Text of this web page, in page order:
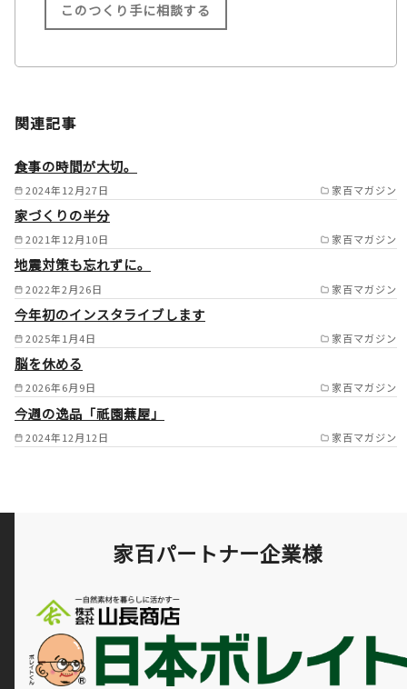
施工範囲
田市／佐伯市／臼杵市／津久見
市／竹田市／豊後高田市／杵築
郡日出町／玖珠郡九重町／玖珠
郡玖珠町） /
このつくり手に相談する
関連記事
2024年12月27日 家百マガジン
食事の時間が大切。
2021年12月10日 家百マガジン
家づくりの半分
2022年2月26日 家百マガジン
地震対策も忘れずに。
2025年1月4日 家百マガジン
今年初のインスタライブします
2026年6月9日 家百マガジン
脳を休める
2024年12月12日 家百マガジン
今週の逸品「祇園蕪屋」
家百パートナー企業様